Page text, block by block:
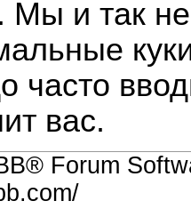
Мы и так
часто
вас.
Forum